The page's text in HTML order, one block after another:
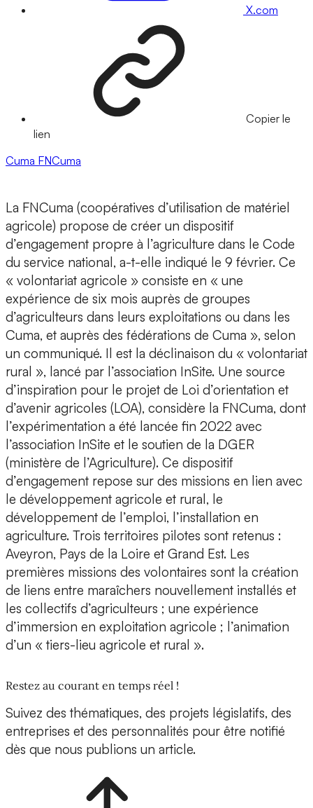
X.com
Copier le
lien
Cuma FNCuma
La FNCuma (coopératives d’utilisation de matériel
agricole) propose de créer un dispositif
d’engagement propre à l’agriculture dans le Code
du service national, a-t-elle indiqué le 9 février. Ce
« volontariat agricole » consiste en « une
expérience de six mois auprès de groupes
d’agriculteurs dans leurs exploitations ou dans les
Cuma, et auprès des fédérations de Cuma », selon
un communiqué. Il est la déclinaison du « volontariat
rural », lancé par l’association InSite. Une source
d’inspiration pour le projet de Loi d’orientation et
d’avenir agricoles (LOA), considère la FNCuma, dont
l’expérimentation a été lancée fin 2022 avec
l’association InSite et le soutien de la DGER
(ministère de l’Agriculture). Ce dispositif
d’engagement repose sur des missions en lien avec
le développement agricole et rural, le
développement de l’emploi, l’installation en
agriculture. Trois territoires pilotes sont retenus :
Aveyron, Pays de la Loire et Grand Est. Les
premières missions des volontaires sont la création
de liens entre maraîchers nouvellement installés et
les collectifs d’agriculteurs ; une expérience
d’immersion en exploitation agricole ; l’animation
d’un « tiers-lieu agricole et rural ».
Restez au courant en temps réel !
Suivez des thématiques, des projets législatifs, des
entreprises et des personnalités pour être notifié
dès que nous publions un article.